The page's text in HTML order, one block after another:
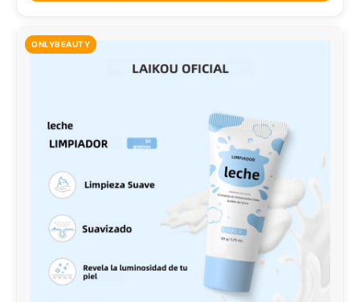
ONLYBEAUTY